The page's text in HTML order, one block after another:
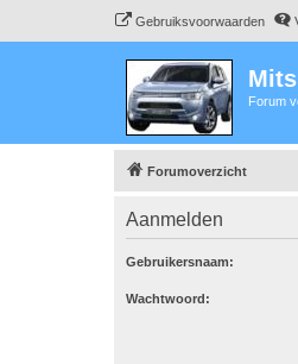
Gebruiksvoorwaarden
Forum
Forumoverzicht
Aanmelden
Gebruikersnaam:
Wachtwoord: